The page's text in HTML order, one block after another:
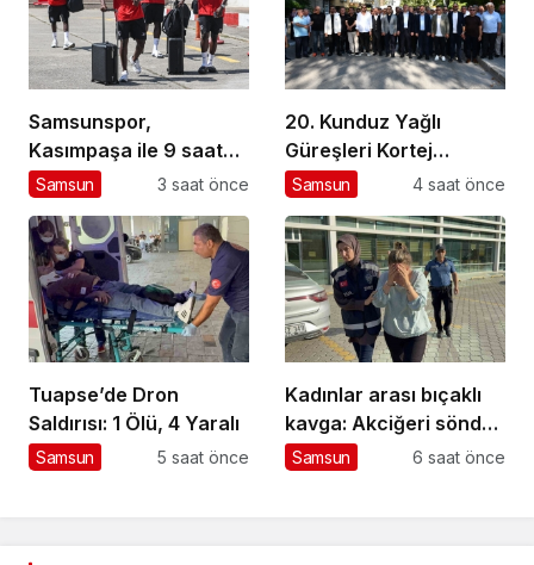
Samsunspor,
Kasımpaşa ile 9 saat
arayla iki hazırlık maçı
Samsun 3 saat önce
20. Kunduz Yağlı
Güreşleri Kortej
Yürüyüşüyle Başladı
Samsun 4 saat önce
Tuapse’de Dron
Saldırısı: 1 Ölü, 4 Yaralı
Samsun 5 saat önce
Kadınlar arası bıçaklı
kavga: Akciğeri söndü,
tutuklandı
Samsun 6 saat önce